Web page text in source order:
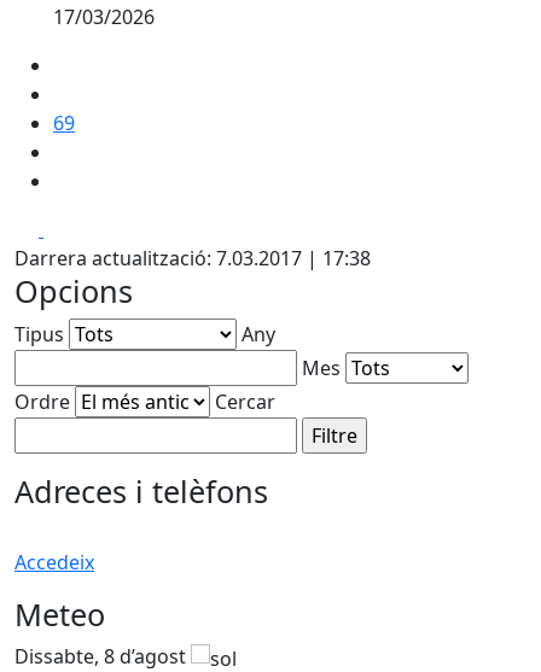
17/03/2026
69
Darrera actualització: 7.03.2017 | 17:38
Opcions
Tipus
Any
Mes
Ordre
Cercar
Adreces i telèfons
Accedeix
Meteo
Dissabte, 8 d’agost